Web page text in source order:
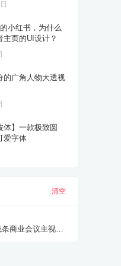
小红书，为什么
主页的UI设计？
的广角人物大透视
体】一款极致圆
爱字体
清空
商业会议主视觉